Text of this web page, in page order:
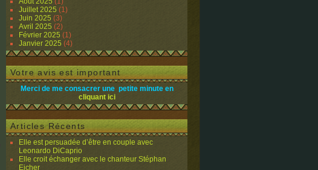
Juillet 2025 (1)
Juin 2025 (3)
Avril 2025 (2)
Février 2025 (1)
Janvier 2025 (4)
Votre avis est important
Merci de me consacrer une petite minute en
cliquant ici
Articles Récents
Elle est persuadée d’être en couple avec
Leonardo DiCaprio
Elle croit échanger avec le chanteur Stéphan
Eicher